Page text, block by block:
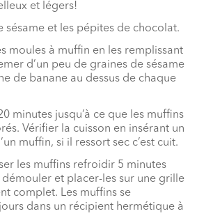
et légers!
sésame et les pépites de chocolat.
moules à muffin en les remplissant
d’un peu de graines de sésame
de banane au dessus de chaque
minutes jusqu’à ce que les muffins
Vérifier la cuisson en insérant un
muffin, si il ressort sec c’est cuit.
les muffins refroidir 5 minutes
démouler et placer-les sur une grille
complet. Les muffins se
dans un récipient hermétique à